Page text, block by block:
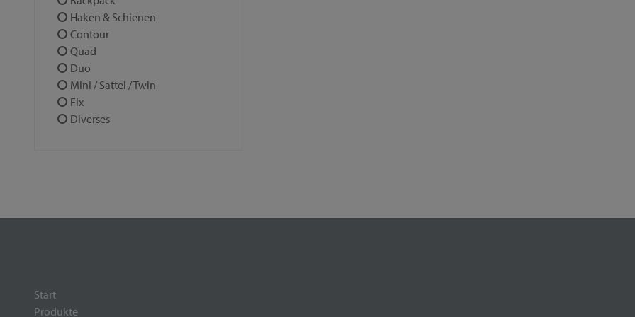
Haken & Schienen
Contour
Quad
Duo
Mini / Sattel / Twin
Fix
Diverses
Start
Produkte